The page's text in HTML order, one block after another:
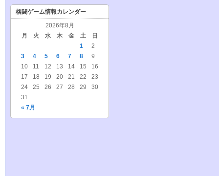
格闘ゲーム情報カレンダー
2026年8月
月
火 水 木 金 土 日
« 7月
1
2
3
4 5 6 7 8
9
10
11 12 13 14 15
16
17
18 19 20 21 22
23
24
25 26 27 28 29
30
31